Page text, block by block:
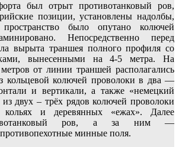
был отрыт противотанковый ров,
позиции, установлены надолбы,
было опутано колючей
Непосредственно перед
вырыта траншея полного профиля со
вынесенными на 4-5 метра. На
от линии траншей располагались
кольцевой колючей проволоки в два —
и вертикали, а также «немецкий
двух – трёх рядов колючей проволоки
кольях и деревянных «ежах». Далее
ров, а за ним —
минные поля.